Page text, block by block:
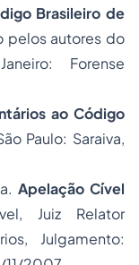
Brasileiro de
pelos autores do
Forense
ao Código
Paulo: Saraiva,
Apelação Cível
Juiz Relator
Julgamento: